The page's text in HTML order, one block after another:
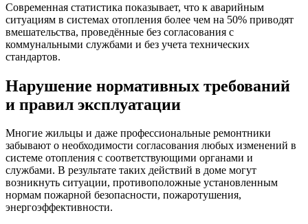
Современная статистика показывает, что к аварийным
ситуациям в системах отопления более чем на 50% приводят
вмешательства, проведённые без согласования с
коммунальными службами и без учета технических
стандартов.
Нарушение нормативных требований
и правил эксплуатации
Многие жильцы и даже профессиональные ремонтники
забывают о необходимости согласования любых изменений в
системе отопления с соответствующими органами и
службами. В результате таких действий в доме могут
возникнуть ситуации, противоположные установленным
нормам пожарной безопасности, пожаротушения,
энергоэффективности.